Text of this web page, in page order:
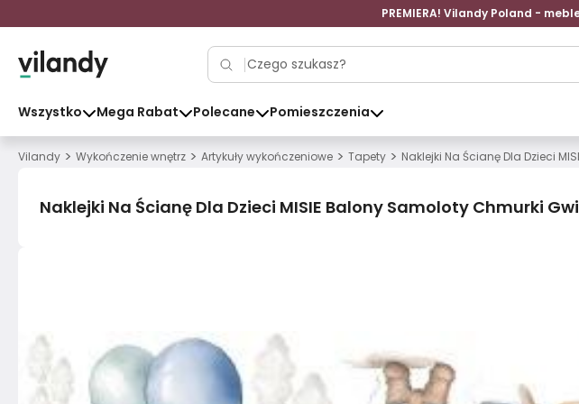
PREMIERA! Vilandy Poland -
Wszystko Mega Rabat Polecane Pomieszczenia
Vilandy > Wykończenie wnętrz > Artykuły wykończeniowe > Tapety > Naklejki Na Ścianę Dla Dzieci
Naklejki Na Ścianę Dla Dzieci MISIE Balony Samoloty Chmurki